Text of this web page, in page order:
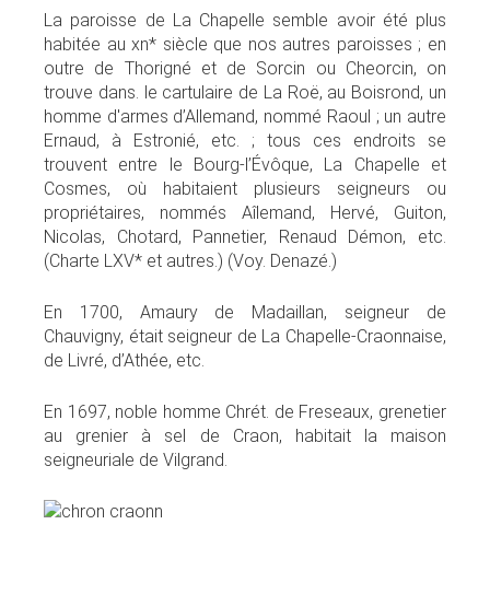
La paroisse de La Chapelle semble avoir été plus
habitée au xn* siècle que nos autres paroisses ; en
outre de Thorigné et de Sorcin ou Cheorcin, on
trouve dans. le cartulaire de La Roë, au Boisrond, un
homme d'armes d’Allemand, nommé Raoul ; un autre
Ernaud, à Estronié, etc. ; tous ces endroits se
trouvent entre le Bourg-l’Évôque, La Chapelle et
Cosmes, où habitaient plusieurs seigneurs ou
propriétaires, nommés Aîlemand, Hervé, Guiton,
Nicolas, Chotard, Pannetier, Renaud Démon, etc.
(Charte LXV* et autres.) (Voy. Denazé.)
En 1700, Amaury de Madaillan, seigneur de
Chauvigny, était seigneur de La Chapelle-Craonnaise,
de Livré, d’Athée, etc.
En 1697, noble homme Chrét. de Freseaux, grenetier
au grenier à sel de Craon, habitait la maison
seigneuriale de Vilgrand.